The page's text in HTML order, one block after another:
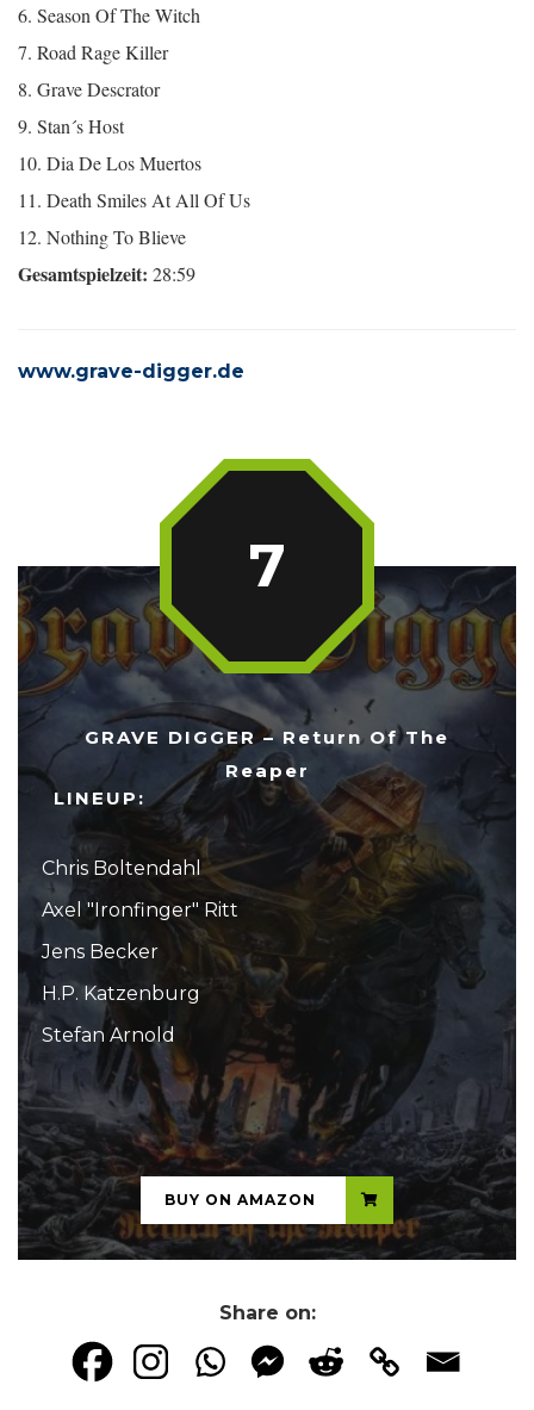
6. Season Of The Witch
7. Road Rage Killer
8. Grave Descrator
9. Stan´s Host
10. Dia De Los Muertos
11. Death Smiles At All Of Us
12. Nothing To Blieve
Gesamtspielzeit: 28:59
www.grave-digger.de
GRAVE DIGGER – Return Of The
Reaper
LINEUP:
Chris Boltendahl
Axel "Ironfinger" Ritt
Jens Becker
H.P. Katzenburg
Stefan Arnold
7
...
BUY ON AMAZON
Share on: